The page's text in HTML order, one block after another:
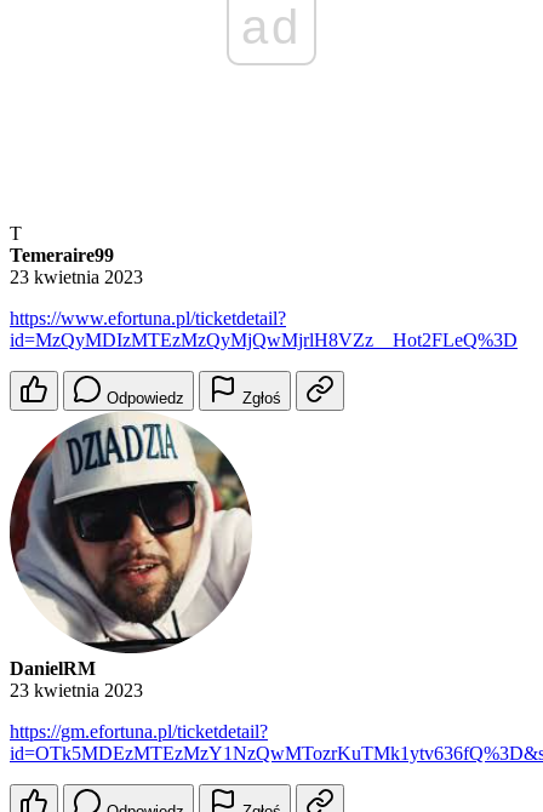
ad
T
Temeraire99
23 kwietnia 2023
https://www.efortuna.pl/ticketdetail?
id=MzQyMDIzMTEzMzQyMjQwMjrlH8VZz__Hot2FLeQ%3D
Odpowiedz Zgłoś
DanielRM
23 kwietnia 2023
https://gm.efortuna.pl/ticketdetail?